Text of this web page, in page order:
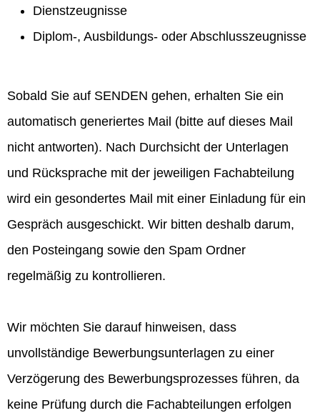
Dienstzeugnisse
Diplom-, Ausbildungs- oder Abschlusszeugnisse
Sobald Sie auf SENDEN gehen, erhalten Sie ein
automatisch generiertes Mail (bitte auf dieses Mail
nicht antworten). Nach Durchsicht der Unterlagen
und Rücksprache mit der jeweiligen Fachabteilung
wird ein gesondertes Mail mit einer Einladung für ein
Gespräch ausgeschickt. Wir bitten deshalb darum,
den Posteingang sowie den Spam Ordner
regelmäßig zu kontrollieren.
Wir möchten Sie darauf hinweisen, dass
unvollständige Bewerbungsunterlagen zu einer
Verzögerung des Bewerbungsprozesses führen, da
keine Prüfung durch die Fachabteilungen erfolgen